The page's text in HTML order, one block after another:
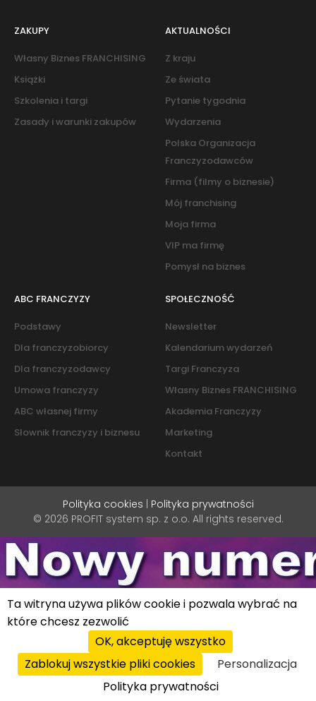
ZAKUPY
Własny Biznes FRANCHISING
Książki
Szkolenia i targi
Zasady i warunki zakupów
AKTUALNOŚCI
Z kraju
Ze świata
Pytanie tygodnia
Wydarzenia
Polska Organizacja
Franczyzodawców
Firma (filmy o biznesie)
Mój franchising
Moja firma
VIP ma firmę
Pomysł na biznes
ABC FRANCZYZY
Podstawy
Dla franczyzobiorcy
Dla franczyzodawcy
Umowa franczyzy
ABC własnej firmy
Słownik franczyzy i biznesu
SPOŁECZNOŚĆ
Newsletter
Kalendarium wydarzeń
Targi Franczyza
Własny Biznes FRANCHISING
Akademia Franczyzy
Marketing
Kontakt
Polityka cookies
Polityka prywatności
© 2026 PROFIT system sp. z o.o. All rights reserved.
Ta witryna używa plików cookie i pozwala wybrać na
które chcesz zezwolić
OK, akceptuję wszystko
Zablokuj wszystkie pliki cookies
Personalizacja
Polityka prywatności